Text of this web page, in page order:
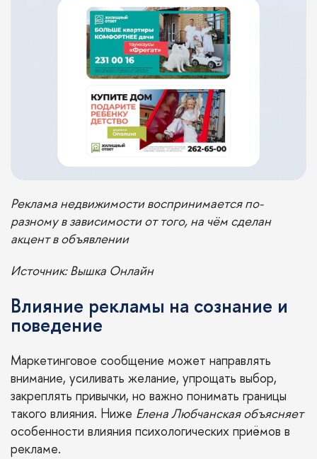
Реклама недвижимости воспринимается по-
разному в зависимости от того, на чём сделан
акцент в объявлении
Источник: Вышка Онлайн
Влияние рекламы на сознание и
поведение
Маркетинговое сообщение может направлять
внимание, усиливать желание, упрощать выбор,
закреплять привычки, но важно понимать границы
такого влияния. Ниже Елена Любчанская объясняет
особенности влияния психологических приёмов в
рекламе.